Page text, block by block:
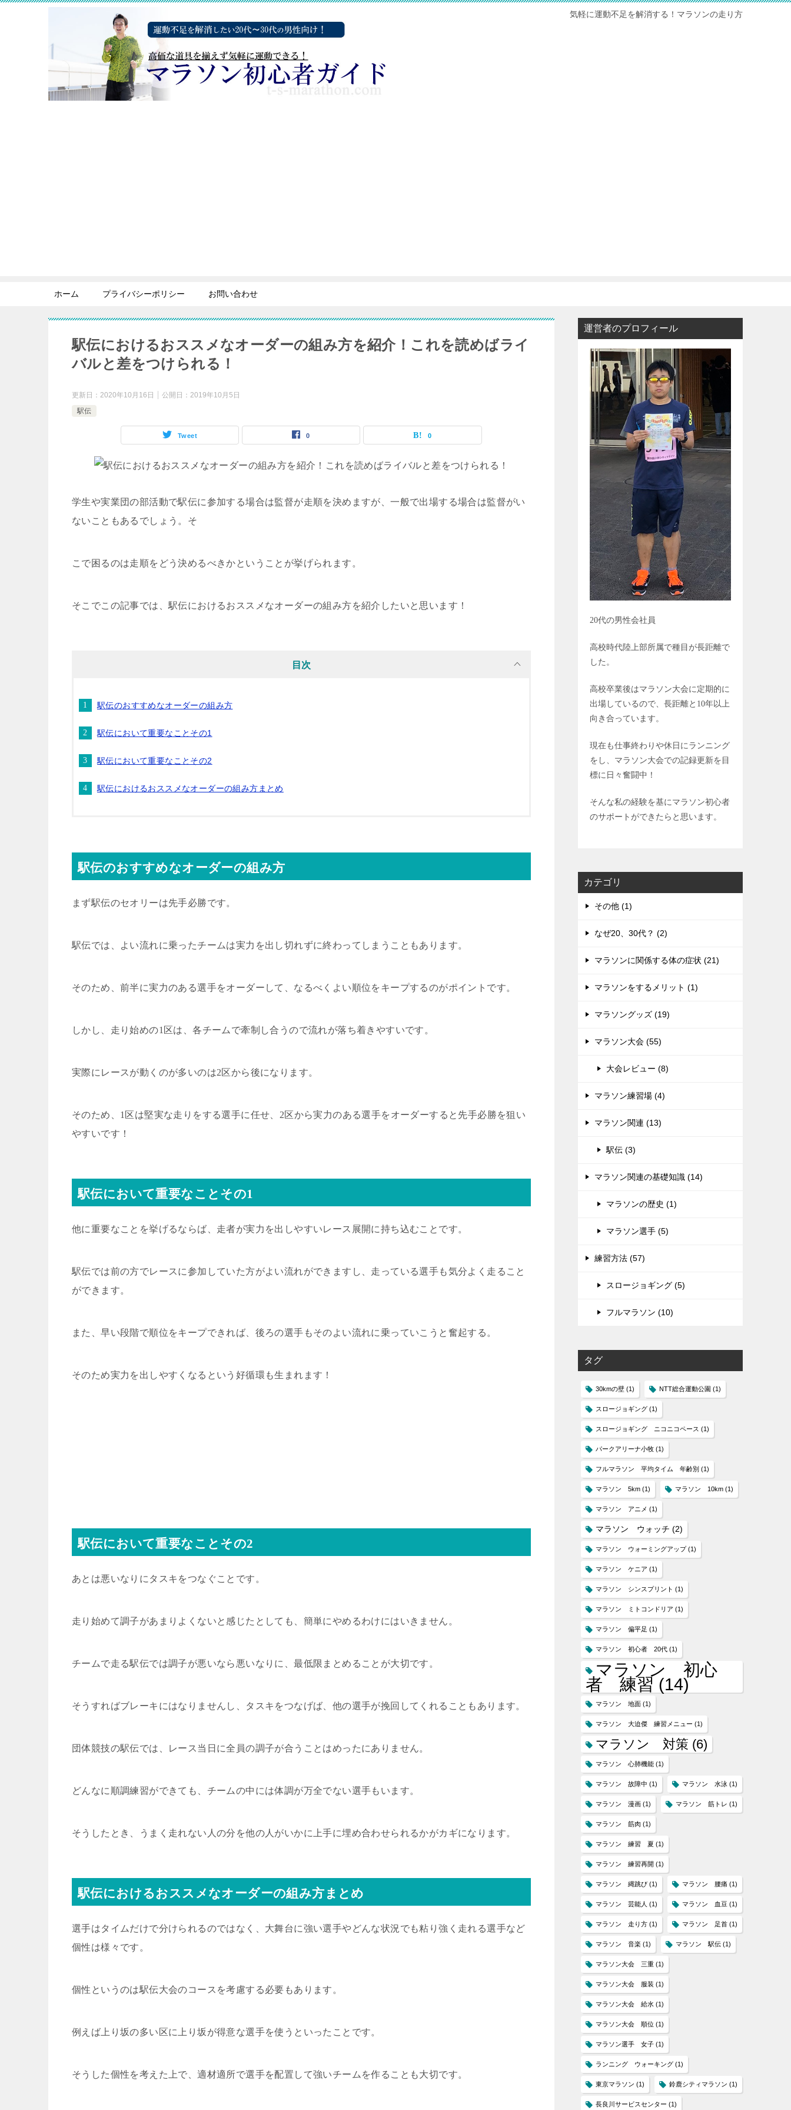
気軽に運動不足を解消する！マラソンの走り方
ホーム プライバシーポリシー お問い合わせ
駅伝におけるおススメなオーダーの組み方を紹介！これを読めばライ
バルと差をつけられる！
更新日： 2020年10月16日 公開日： 2019年10月5日
駅伝
Tweet 0 0
学生や実業団の部活動で駅伝に参加する場合は監督が走順を決めますが、一般で出場する場合は監督がい
ないこともあるでしょう。そ
こで困るのは走順をどう決めるべきかということが挙げられます。
そこでこの記事では、駅伝におけるおススメなオーダーの組み方を紹介したいと思います！
目次
駅伝のおすすめなオーダーの組み方
駅伝において重要なことその1
駅伝において重要なことその2
駅伝におけるおススメなオーダーの組み方まとめ
駅伝のおすすめなオーダーの組み方
まず駅伝のセオリーは先手必勝です。
駅伝では、よい流れに乗ったチームは実力を出し切れずに終わってしまうこともあります。
そのため、前半に実力のある選手をオーダーして、なるべくよい順位をキープするのがポイントです。
しかし、走り始めの1 区は、各チームで牽制し合うので流れが落ち着きやすいです。
実際にレースが動くのが多いのは2区から後になります。
そのため、 1 区は堅実な走りをする選手に任せ、 2区から実力のある選手をオーダーすると先手必勝を狙い
やすいです！
駅伝において重要なことその1
他に重要なことを挙げるならば、走者が実力を出しやすいレース展開に持ち込むことです。
駅伝では前の方でレースに参加していた方がよい流れができますし、走っている選手も気分よく走ること
ができます。
また、早い段階で順位をキープできれば、後ろの選手もそのよい流れに乗っていこうと奮起する。
そのため実力を出しやすくなるという好循環も生まれます！
駅伝において重要なことその2
あとは悪いなりにタスキをつなぐことです。
走り始めて調子があまりよくないと感じたとしても、簡単にやめるわけにはいきません。
チームで走る駅伝では調子が悪いなら悪いなりに、最低限まとめることが大切です。
そうすればブレーキにはなりませんし、タスキをつなげば、他の選手が挽回してくれることもあります。
団体競技の駅伝では、レース当日に全員の調子が合うことはめったにありません。
どんなに順調練習ができても、チームの中には体調が万全でない選手もいます。
そうしたとき、うまく走れない人の分を他の人がいかに上手に埋め合わせられるかがカギになります。
駅伝におけるおススメなオーダーの組み方まとめ
選手はタイムだけで分けられるのではなく、大舞台に強い選手やどんな状況でも粘り強く走れる選手など
個性は様々です。
個性というのは駅伝大会のコースを考慮する必要もあります。
例えば上り坂の多い区に上り坂が得意な選手を使うといったことです。
そうした個性を考えた上で、適材適所で選手を配置して強いチームを作ることも大切です。
運営者のプロフィール
20代の男性会社員
高校時代陸上部所属で種目が長距離で
した。
高校卒業後はマラソン大会に定期的に
出場しているので、長距離と 10年以上
向き合っています。
現在も仕事終わりや休日にランニング
をし、マラソン大会での記録更新を目
標に日々奮闘中！
そんな私の経験を基にマラソン初心者
のサポートができたらと思います。
カテゴリ
その他 (1)
なぜ20、30代？ (2)
マラソンに関係する体の症状 (21)
マラソンをするメリット (1)
マラソングッズ (19)
マラソン大会 (55)
大会レビュー (8)
マラソン練習場 (4)
マラソン関連 (13)
駅伝 (3)
マラソン関連の基礎知識 (14)
マラソンの歴史 (1)
マラソン選手 (5)
練習方法 (57)
スロージョギング (5)
フルマラソン (10)
タグ
30kmの壁 (1) NTT総合運動公園 (1)
スロージョギング (1)
スロージョギング ニコニコペース (1)
パークアリーナ小牧 (1)
フルマラソン 平均タイム 年齢別 (1)
マラソン 5km (1) マラソン 10km (1)
マラソン アニメ (1)
マラソン ウォッチ (2)
マラソン ウォーミングアップ(1)
マラソン ケニア (1)
マラソン シンスプリント (1)
マラソン ミトコンドリア (1)
マラソン 偏平足 (1)
マラソン 初心者 20代 (1)
マラソン 初心
者 練習 (14)
マラソン 地面 (1)
マラソン 大迫傑 練習メニュー (1)
マラソン 対策 (6)
マラソン 心肺機能 (1)
マラソン 故障中 (1) マラソン 水泳 (1)
マラソン 漫画 (1) マラソン 筋トレ (1)
マラソン 筋肉 (1)
マラソン 練習 夏 (1)
マラソン 練習再開 (1)
マラソン 縄跳び (1) マラソン 腰痛 (1)
マラソン 芸能人 (1) マラソン 血豆 (1)
マラソン 走り方 (1) マラソン 足首 (1)
マラソン 音楽 (1) マラソン 駅伝 (1)
マラソン大会 三重 (1)
マラソン大会 服装 (1)
マラソン大会 給水 (1)
マラソン大会 順位 (1)
マラソン選手 女子 (1)
ランニング ウォーキング (1)
東京マラソン (1) 鈴鹿シティマラソン (1)
長良川サービスセンター (1)